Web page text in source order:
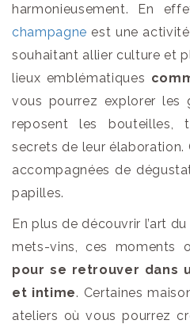
harmonieusement. En
champagne est une
souhaitant allier culture et
lieux emblématiques
vous pourrez explorer les
reposent les bouteilles,
secrets de leur élaboration.
accompagnées de
papilles.
En plus de découvrir l’art
mets-vins, ces moments
pour se retrouver dans
et intime. Certaines
ateliers où vous pourrez